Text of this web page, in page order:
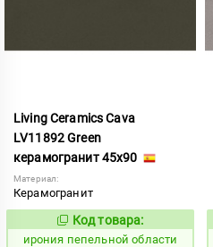
Living Ceramics Cava
LV11892 Green
керамогранит 45x90
Материал:
Керамогранит
1102563
Код товара:
ирония пепельной области